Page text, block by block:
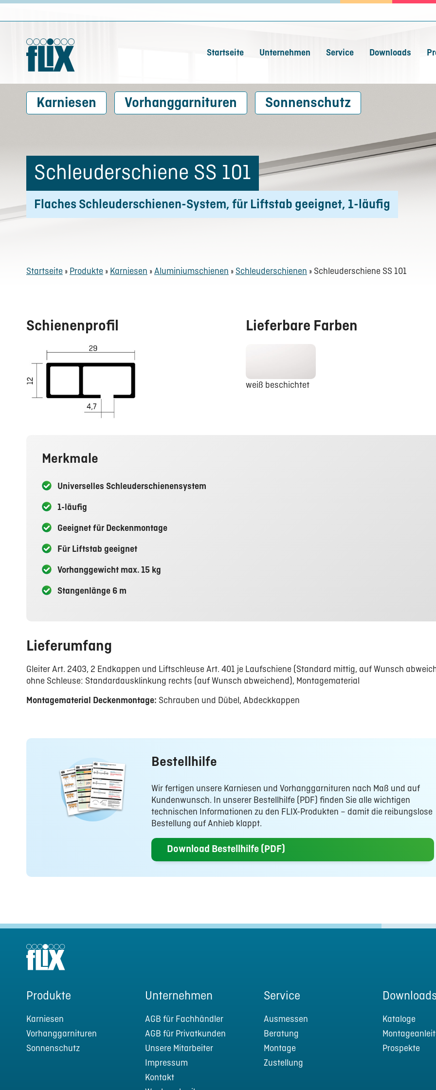
Startseite Unternehmen Service Downloads
Karniesen Vorhanggarnituren Sonnenschutz
Schleuderschiene SS 101
Flaches Schleuderschienen-System, für Liftstab geeignet, 1-läufig
Startseite »Produkte »Karniesen »Aluminiumschienen »Schleuderschienen » Schleuderschiene SS 101
Schienenprofil Lieferbare Farben
weiß beschichtet
Merkmale
Universelles Schleuderschienensystem
1-läufig
Geeignet für Deckenmontage
Für Liftstab geeignet
Vorhanggewicht max. 15 kg
Stangenlänge 6 m
Lieferumfang
Gleiter Art. 2403, 2 Endkappen und Liftschleuse Art. 401 je Laufschiene (Standard mittig, auf Wunsch
ohne Schleuse: Standardausklinkung rechts (auf Wunsch abweichend), Montagematerial
Montagematerial Deckenmontage: Schrauben und Dübel, Abdeckkappen
Bestellhilfe
Wir fertigen unsere Karniesen und Vorhanggarnituren nach Maß und auf
Kundenwunsch. In unserer Bestellhilfe (PDF) finden Sie alle wichtigen
technischen Informationen zu den FLIX-Produkten – damit die reibungslose
Bestellung auf Anhieb klappt.
Download Bestellhilfe (PDF)
Produkte
Karniesen
Vorhanggarnituren
Sonnenschutz
Unternehmen
AGB für Fachhändler
AGB für Privatkunden
Unsere Mitarbeiter
Impressum
Kontakt
Service
Ausmessen
Beratung
Montage
Zustellung
Kataloge
Prospekte